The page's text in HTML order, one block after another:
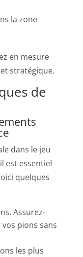
la zone
en mesure
stratégique.
de
dans le jeu
est essentiel
quelques
Assurez-
pions sans
les plus